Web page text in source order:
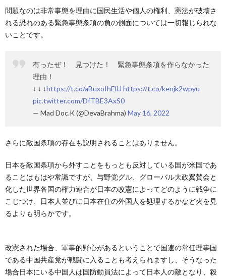
問題なのは非常事態を理由に国民生活や個人の権利、憲法が破壊さ
れる恐れのある緊急事態条項の負の側面については一切報じられな
いことです。
有ったぜ！ 見つけた！ 緊急事態条項を作らなかった
理由！
↓ ↓ ↓https://t.co/aBuxoIhElU https://t.co/kenjk2wpyu
pic.twitter.com/DfTBE3AxS0
— Mad Doc.K (@DevaBrahma) May 16, 2022
さらに敵国条項の存在も説明されることはありません。
日本を敵国条項から外すことをもっとも反対している国が米国であ
ることはもはや常識ですが、与野党グル、グローバル大政翼賛会と
化した世界各国の権力連合が日本の改憲によってどのように戦争に
こじつけ、日本人並びに日本在住の外国人を処理するかなど火を見
るよりも明らかです。
改憲された場合、軍事的野心があるということで国連の常任理事国
である中国共産党が戦闘に入ることも考えられますし、そうなった
場合日本にいる中国人は国防動員法によって日本人の敵となり、殺